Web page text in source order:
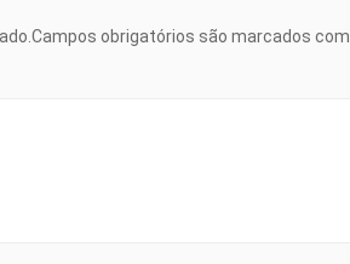
Campos obrigatórios são marcados com